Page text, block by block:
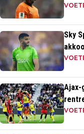
Sky
twee
Ajax-